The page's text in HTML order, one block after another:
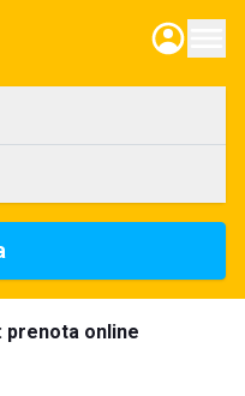
prenota online